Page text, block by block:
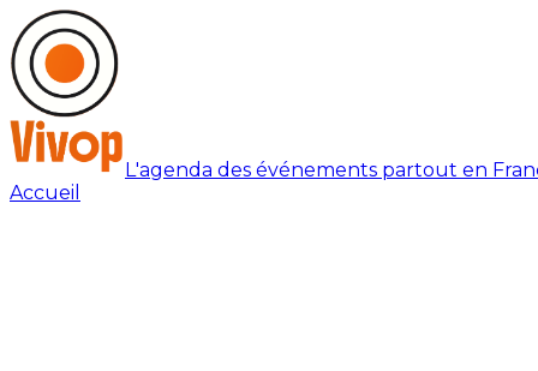
L'agenda des événements partout en
Accueil